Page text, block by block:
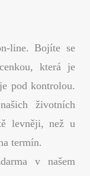
line. Bojíte se
která je
pod kontrolou.
životních
levněji, než u
termín.
v našem